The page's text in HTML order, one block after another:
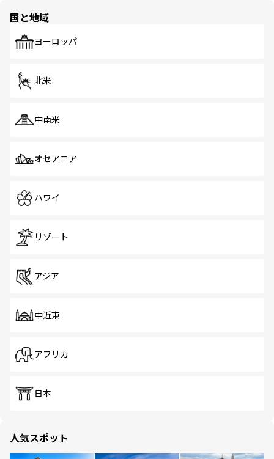
で、ホーカーズは地元の風情を楽しめる外せないスポット
国と地域
ヨーロッパ
北米
中南米
オセアニア
ハワイ
リゾート
アジア
中近東
アフリカ
日本
人気スポット